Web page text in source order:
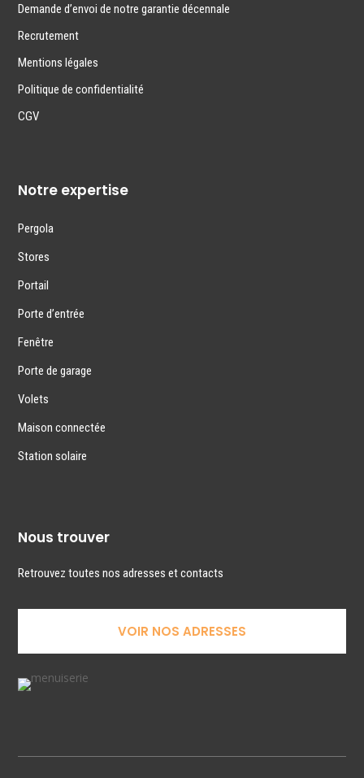
Demande d’envoi de notre garantie décennale
Recrutement
Mentions légales
Politique de confidentialité
CGV
Notre expertise
Pergola
Stores
Portail
Porte d’entrée
Fenêtre
Porte de garage
Volets
Maison connectée
Station solaire
Nous trouver
Retrouvez toutes nos adresses et contacts
VOIR NOS ADRESSES